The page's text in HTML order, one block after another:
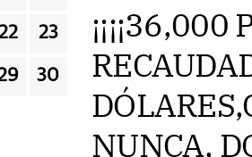
NUNCA,
23
30